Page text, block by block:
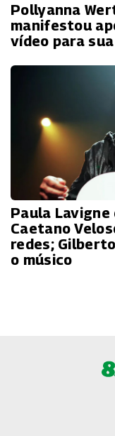
Pollyanna
manifestou
vídeo para
Paula
Caetano
redes;
o músico